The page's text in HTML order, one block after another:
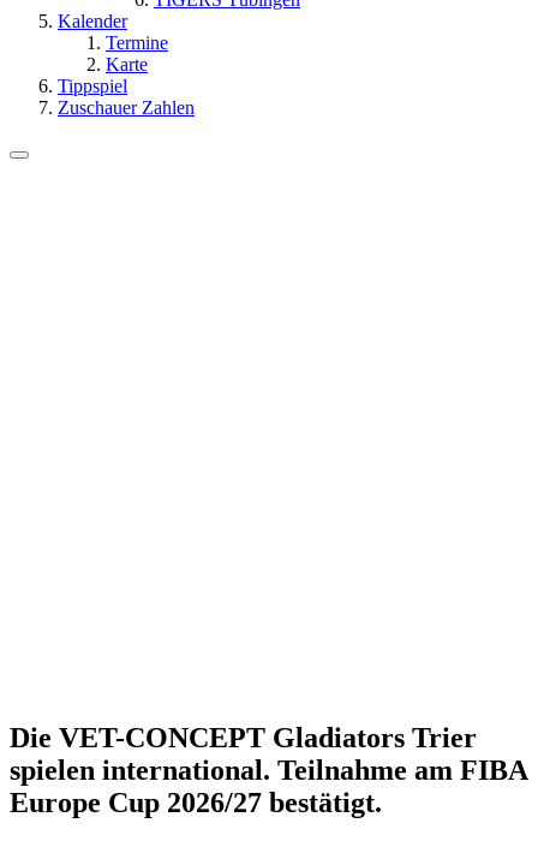
Kalender
Termine
Karte
Tippspiel
Zuschauer Zahlen
Die VET-CONCEPT Gladiators Trier
spielen international. Teilnahme am FIBA
Europe Cup 2026/27 bestätigt.